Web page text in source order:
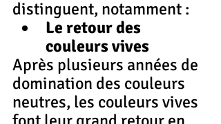
distinguent, notamment :
Le retour des
couleurs vives
Après plusieurs années de
domination des couleurs
neutres, les couleurs vives